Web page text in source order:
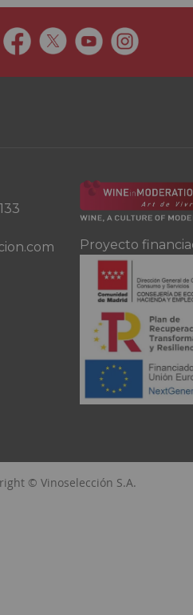
Proyecto
© Vinoselección S.A.